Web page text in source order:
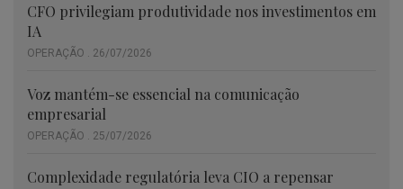
CFO privilegiam produtividade nos investimentos em
IA
OPERAÇÃO . 26/07/2026
Voz mantém-se essencial na comunicação
empresarial
OPERAÇÃO . 25/07/2026
Complexidade regulatória leva CIO a repensar